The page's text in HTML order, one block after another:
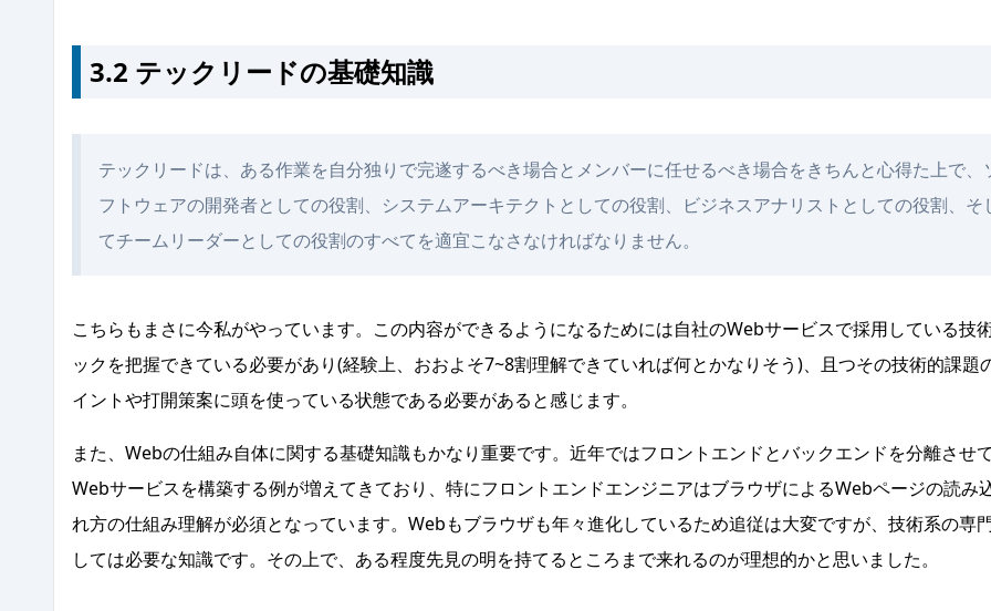
3.2 テックリードの基礎知識
テックリードは、ある作業を自分独りで完遂するべき場合とメンバーに任せるべき場合をきちんと心得た上で、
フトウェアの開発者としての役割、システムアーキテクトとしての役割、ビジネスアナリストとしての役割、そ
てチームリーダーとしての役割のすべてを適宜こなさなければなりません。
こちらもまさに今私がやっています。この内容ができるようになるためには自社のWebサービスで採用している技
ックを把握できている必要があり(経験上、おおよそ7~8割理解できていれば何とかなりそう)、且つその技術的課題
イントや打開策案に頭を使っている状態である必要があると感じます。
また、Webの仕組み自体に関する基礎知識もかなり重要です。近年ではフロントエンドとバックエンドを分離させて
Webサービスを構築する例が増えてきており、特にフロントエンドエンジニアはブラウザによるWebページの読み
れ方の仕組み理解が必須となっています。Webもブラウザも年々進化しているため追従は大変ですが、技術系の専
しては必要な知識です。その上で、ある程度先見の明を持てるところまで来れるのが理想的かと思いました。